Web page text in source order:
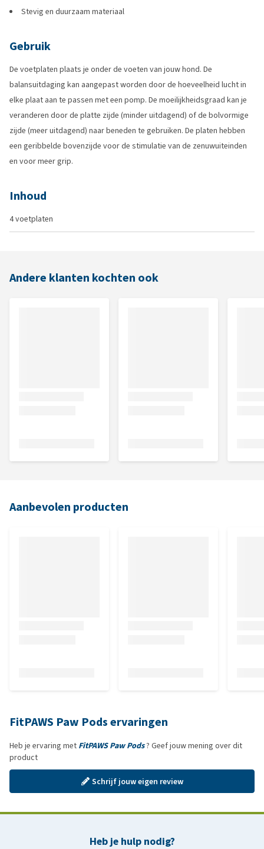
Stevig en duurzaam materiaal
Gebruik
De voetplaten plaats je onder de voeten van jouw hond. De
balansuitdaging kan aangepast worden door de hoeveelheid lucht in
elke plaat aan te passen met een pomp. De moeilijkheidsgraad kan je
veranderen door de platte zijde (minder uitdagend) of de bolvormige
zijde (meer uitdagend) naar beneden te gebruiken. De platen hebben
een geribbelde bovenzijde voor de stimulatie van de zenuwuiteinden
en voor meer grip.
Inhoud
4 voetplaten
Andere klanten kochten ook
Aanbevolen producten
FitPAWS Paw Pods ervaringen
Heb je ervaring met FitPAWS Paw Pods? Geef jouw mening over dit
product
Schrijf jouw eigen review
Heb je hulp nodig?